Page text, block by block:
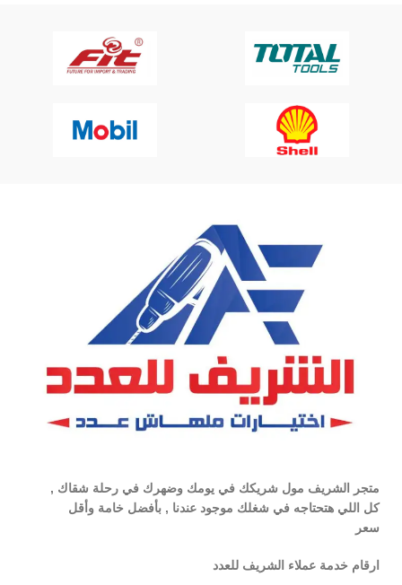
متجر الشريف مول شريكك في يومك وضهرك في رحلة شقاك ,
كل اللي هتحتاجه في شغلك موجود عندنا , بأفضل خامة وأقل
سعر
ارقام خدمة عملاء الشريف للعدد